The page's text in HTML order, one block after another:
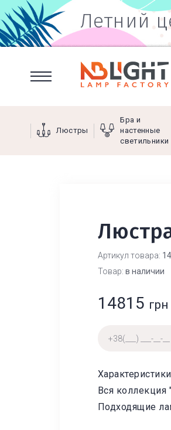
Летний
Люстры
Бра и
настенные
светильники
Артикул товара:
Товар: в наличии
14815 грн
Характеристики
Вся
Подходящие